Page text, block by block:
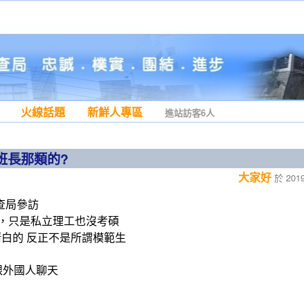
火線話題 新鮮人專區 進站訪客6人
長那類的?
大家好 於
局參訪
只是私立理工也沒考碩
的 反正不是所謂模範生
國人聊天